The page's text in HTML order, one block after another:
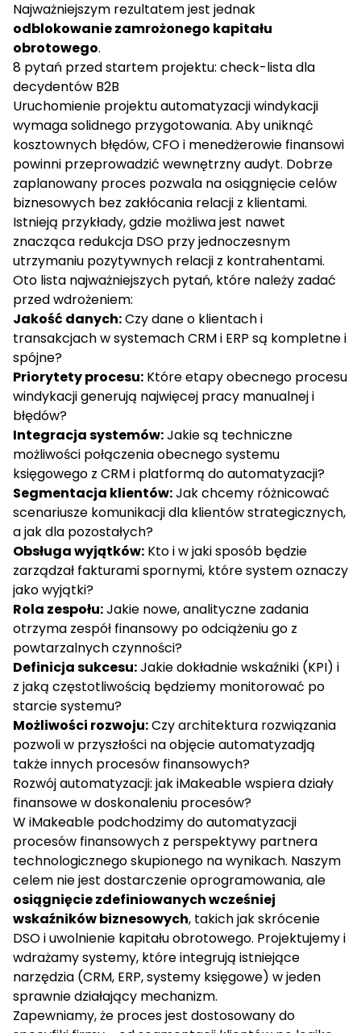
Najważniejszym rezultatem jest jednak
odblokowanie zamrożonego kapitału
obrotowego.
8 pytań przed startem projektu: check-lista dla
decydentów B2B
Uruchomienie projektu automatyzacji windykacji
wymaga solidnego przygotowania. Aby uniknąć
kosztownych błędów, CFO i menedżerowie finansowi
powinni przeprowadzić wewnętrzny audyt. Dobrze
zaplanowany proces pozwala na osiągnięcie celów
biznesowych bez zakłócania relacji z klientami.
Istnieją przykłady, gdzie możliwa jest nawet
znacząca redukcja DSO przy jednoczesnym
utrzymaniu pozytywnych relacji z kontrahentami.
Oto lista najważniejszych pytań, które należy zadać
przed wdrożeniem:
Jakość danych:Czy dane o klientach i
transakcjach w systemach CRM i ERP są kompletne i
spójne?
Priorytety procesu: Które etapy obecnego procesu
windykacji generują najwięcej pracy manualnej i
błędów?
Integracja systemów:Jakie są techniczne
możliwości połączenia obecnego systemu
księgowego z CRM i platformą do automatyzacji?
Segmentacja klientów:Jak chcemy różnicować
scenariusze komunikacji dla klientów strategicznych,
a jak dla pozostałych?
Obsługa wyjątków: Kto i w jaki sposób będzie
zarządzał fakturami spornymi, które system oznaczy
jako wyjątki?
Rola zespołu:Jakie nowe, analityczne zadania
otrzyma zespół finansowy po odciążeniu go z
powtarzalnych czynności?
Definicja sukcesu:Jakie dokładnie wskaźniki (KPI) i
z jaką częstotliwością będziemy monitorować po
starcie systemu?
Możliwości rozwoju:Czy architektura rozwiązania
pozwoli w przyszłości na objęcie automatyzadją
także innych procesów finansowych?
Rozwój automatyzacji: jak iMakeable wspiera działy
finansowe w doskonaleniu procesów?
W iMakeable podchodzimy doautomatyzacji
procesów finansowych z perspektywy partnera
technologicznego skupionego na wynikach. Naszym
celem nie jest dostarczenie oprogramowania, ale
osiągnięcie zdefiniowanych wcześniej
wskaźników biznesowych, takich jak skrócenie
DSO i uwolnienie kapitału obrotowego. Projektujemy i
wdrażamy systemy, które integrują istniejące
narzędzia (CRM, ERP, systemy księgowe) w jeden
sprawnie działający mechanizm.
Zapewniamy, że proces jest dostosowany do